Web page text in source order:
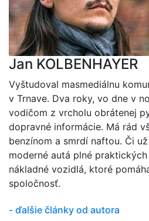
Jan KOLBENHAYER
Vyštudoval masmediálnu
v Trnave. Dva roky, vo dne v
vodičom z vrcholu obrátenej
dopravné informácie. Má rád
benzínom a smrdí naftou. Či
moderné autá plné
nákladné vozidlá, ktoré
spoločnosť.
- ďalšie články od autora